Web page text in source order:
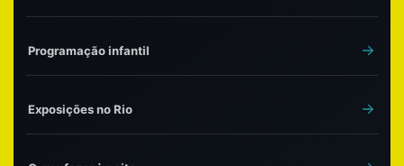
Programação infantil
Exposições no Rio